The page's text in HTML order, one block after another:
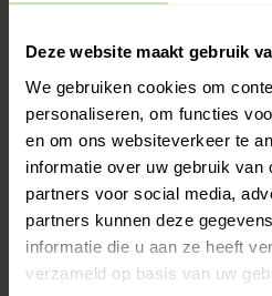
Deze website maakt gebruik
We gebruiken cookies om
personaliseren, om functies
en om ons websiteverkeer te
informatie over uw gebruik van
partners voor social media,
partners kunnen deze
informatie die u aan ze heeft
verzameld op basis van uw
De zinken regenpijp 80 mm rond
de buizen eenvoudig in elkaar
verbinding is een minimale
Meer informatie >
Kies zelf je leverdatum bij het
Ook op zaterdag bezorgd!
Gratis verzenden vanaf €200,-
Deskundig advies!